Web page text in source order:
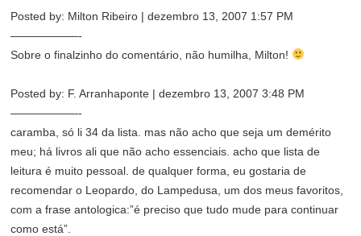
Posted by: Milton Ribeiro | dezembro 13, 2007 1:57 PM
——————-
Sobre o finalzinho do comentário, não humilha, Milton!
Posted by: F. Arranhaponte | dezembro 13, 2007 3:48 PM
——————-
caramba, só li 34 da lista. mas não acho que seja um demérito
meu; há livros ali que não acho essenciais. acho que lista de
leitura é muito pessoal. de qualquer forma, eu gostaria de
recomendar o Leopardo, do Lampedusa, um dos meus favoritos,
com a frase antologica:”é preciso que tudo mude para continuar
como está”.